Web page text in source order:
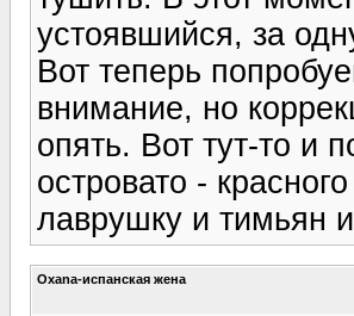
устоявшийся, за
Вот теперь
внимание, но
опять. Вот тут-то и
островато -
лаврушку и тимьян
Oxana-испанская жена